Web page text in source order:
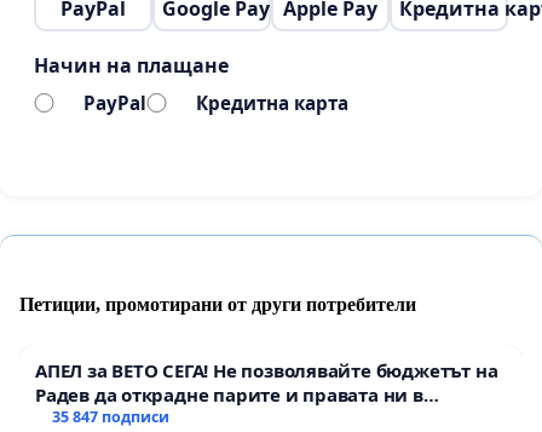
PayPal Google Pay Apple Pay Кредитна
Начин на плащане
PayPal Кредитна карта
Петиции, промотирани от други потребители
АПЕЛ за ВЕТО СЕГА! Не позволявайте бюджетът на
Радев да открадне парите и правата ни в
тъмното
35 847 подписи